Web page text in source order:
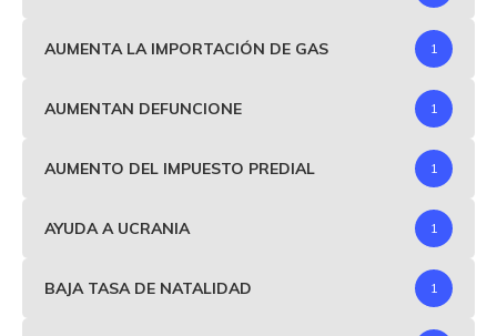
AUMENTA LA IMPORTACIÓN DE GAS 1
AUMENTAN DEFUNCIONE 1
AUMENTO DEL IMPUESTO PREDIAL 1
AYUDA A UCRANIA 1
BAJA TASA DE NATALIDAD 1